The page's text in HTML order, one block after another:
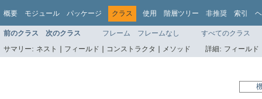
概要 モジュール パッケージ クラス 使用 階層ツリー 非推奨 索引
前のクラス 次のクラス フレーム フレームなし
すべてのクラス
サマリー: ネスト | フィールド | コンストラクタ | メソッド 詳細: フィール